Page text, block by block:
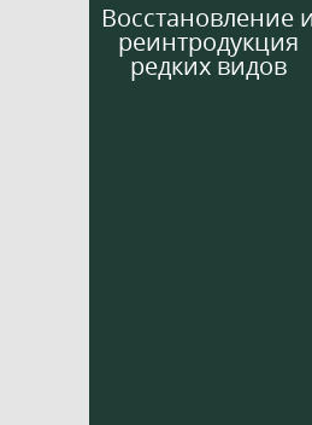
Восстановление
реинтродукция
редких видов